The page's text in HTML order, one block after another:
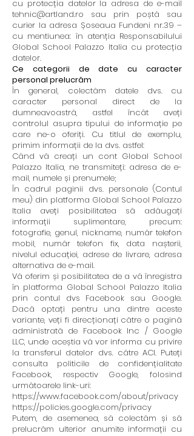
cu protecția datelor la adresa de e-mail
tehnic@artland.ro sau prin poștă sau
curier la adresa Șoseaua Fundeni nr.39 –
cu mentiunea: în atenția Responsabilului
Global School Palazzo Italia cu protecția
datelor.
Ce categorii de date cu caracter
personal prelucrăm
În general, colectăm datele dvs. cu
caracter personal direct de la
dumneavoastră, astfel încât aveți
controlul asupra tipului de informație pe
care ne-o oferiți. Cu titlul de exemplu,
primim informații de la dvs. astfel:
Când vă creați un cont Global School
Palazzo Italia, ne transmiteți: adresa de e-
mail, numele și prenumele;
În cadrul paginii dvs. personale (Contul
meu) din platforma Global School Palazzo
Italia aveți posibilitatea să adăugați
informații suplimentare, precum:
fotografie, genul, nickname, număr telefon
mobil, număr telefon fix, data nașterii,
nivelul educației, adrese de livrare, adresa
alternativa de e-mail.
Vă oferim și posibilitatea de a vă înregistra
în platforma Global School Palazzo Italia
prin contul dvs Facebook sau Google.
Dacă optați pentru una dintre aceste
variante, veți fi direcționați către o pagină
administrată de Facebook Inc / Google
LLC, unde aceștia vă vor informa cu privire
la transferul datelor dvs. către ACI. Puteți
consulta politicile de confidențialitate
Facebook, respectiv Google, folosind
următoarele link-uri:
https://www.facebook.com/about/privacy
https://policies.google.com/privacy
Putem, de asemenea, să colectăm și să
prelucrăm ulterior anumite informații cu